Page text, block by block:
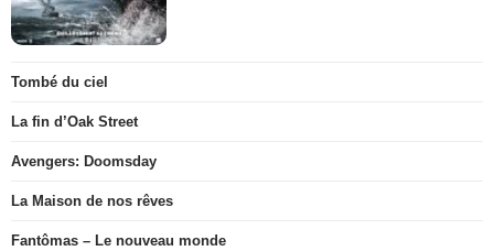
Tombé du ciel
La fin d’Oak Street
Avengers: Doomsday
La Maison de nos rêves
Fantômas – Le nouveau monde